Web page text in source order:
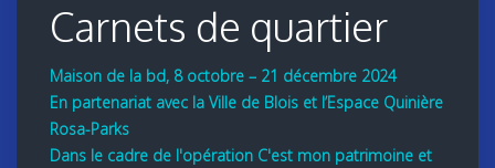
Carnets de quartier
Maison de la bd, 8 octobre – 21 décembre 2024
En partenariat avec la Ville de Blois et l’Espace Quinière
Rosa-Parks
Dans le cadre de l'opération C'est mon patrimoine et